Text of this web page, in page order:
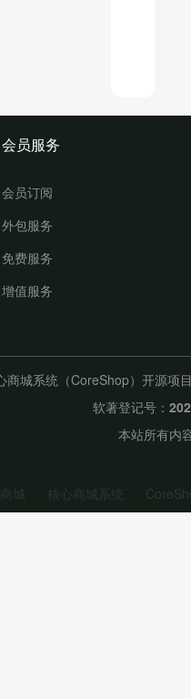
会员服务
会员订阅
外包服务
免费服务
增值服务
商城系统（CoreShop）开源项
软著登记号：
本站所有内
城 核心商城系统